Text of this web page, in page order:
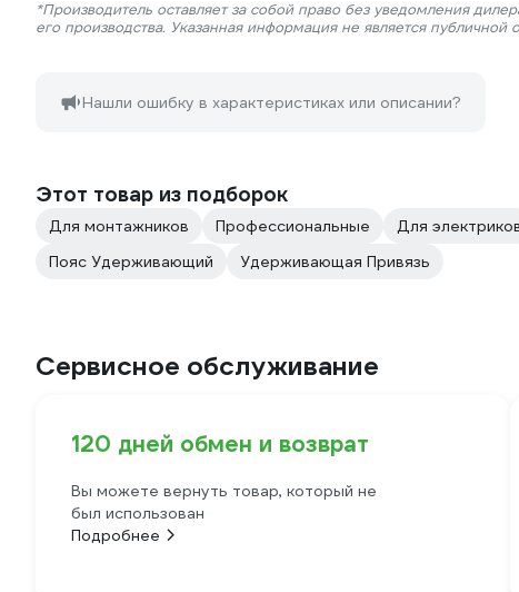
*Производитель оставляет за собой право без уведомления
его производства. Указанная информация не является публичной
Нашли ошибку в характеристиках или описании?
Этот товар из подборок
Для монтажников Профессиональные Для
Пояс Удерживающий
Удерживающая Привязь
Сервисное обслуживание
120 дней обмен и возврат
Вы можете вернуть товар, который не
был использован
Подробнее